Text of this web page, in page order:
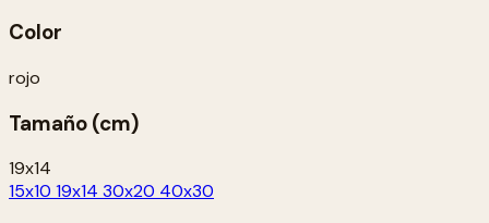
Color
rojo
Tamaño (cm)
19x14
15x10 19x14 30x20 40x30